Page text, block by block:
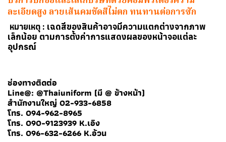
ละเอียดสูง ลายเส้นคมชัดสีไม่ตก ทนทานต่อการซัก
หมายเหตุ : เฉดสีของสินค้าอาจมีความแตกต่างจากภาพ
เล็กน้อย ตามการตั้งค่าการแสดงผลของหน้าจอแต่ละ
อุปกรณ์
ช่องทางติดต่อ
Line@: @Thaiuniform (มี @ ข้างหน้า)
สำนักงานใหญ่ 02-933-6858
โทร. 094-962-8965
โทร. 090-9123939 K.เอิง
โทร. 096-632-6266 K.อ้วน